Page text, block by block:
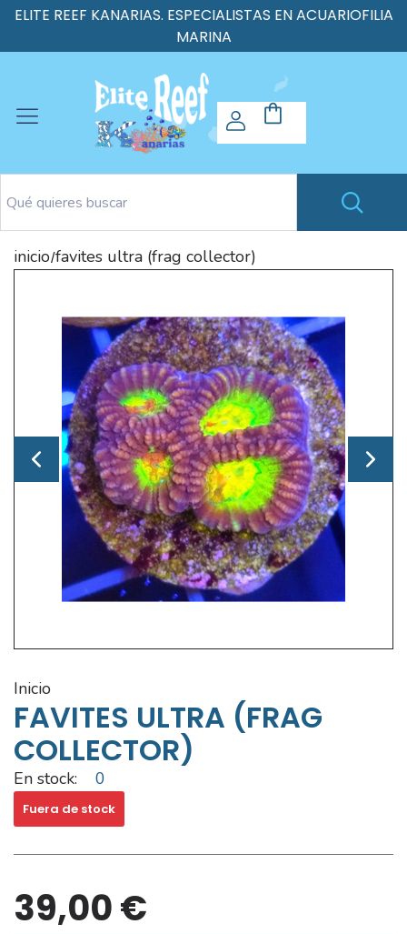
ELITE REEF KANARIAS. ESPECIALISTAS EN ACUARIOFILIA
MARINA
inicio/favites ultra (frag collector)
inicio
FAVITES ULTRA (FRAG
COLLECTOR)
En stock: 0
Fuera de stock
39,00 €